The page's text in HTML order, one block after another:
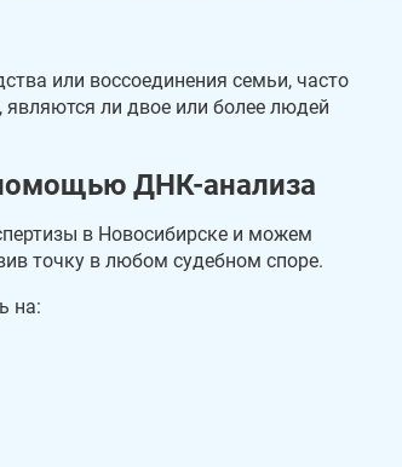
или воссоединения семьи, часто
являются ли двое или более людей
ДНК-анализа
в Новосибирске и можем
точку в любом судебном споре.
на: